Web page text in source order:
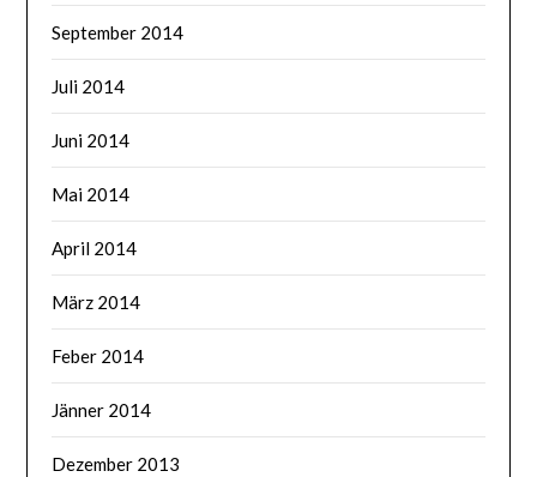
September 2014
Juli 2014
Juni 2014
Mai 2014
April 2014
März 2014
Feber 2014
Jänner 2014
Dezember 2013